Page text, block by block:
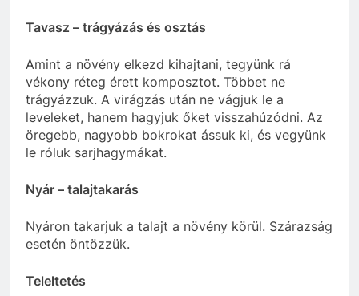
Tavasz – trágyázás és osztás
Amint a növény elkezd kihajtani, tegyünk rá
vékony réteg érett komposztot. Többet ne
trágyázzuk. A virágzás után ne vágjuk le a
leveleket, hanem hagyjuk őket visszahúzódni. Az
öregebb, nagyobb bokrokat ássuk ki, és vegyünk
le róluk sarjhagymákat.
Nyár – talajtakarás
Nyáron takarjuk a talajt a növény körül. Szárazság
esetén öntözzük.
Teleltetés